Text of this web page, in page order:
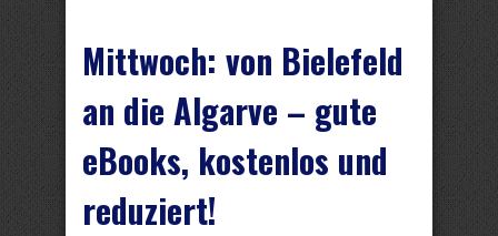
Mittwoch: von Bielefeld
an die Algarve – gute
eBooks, kostenlos und
reduziert!